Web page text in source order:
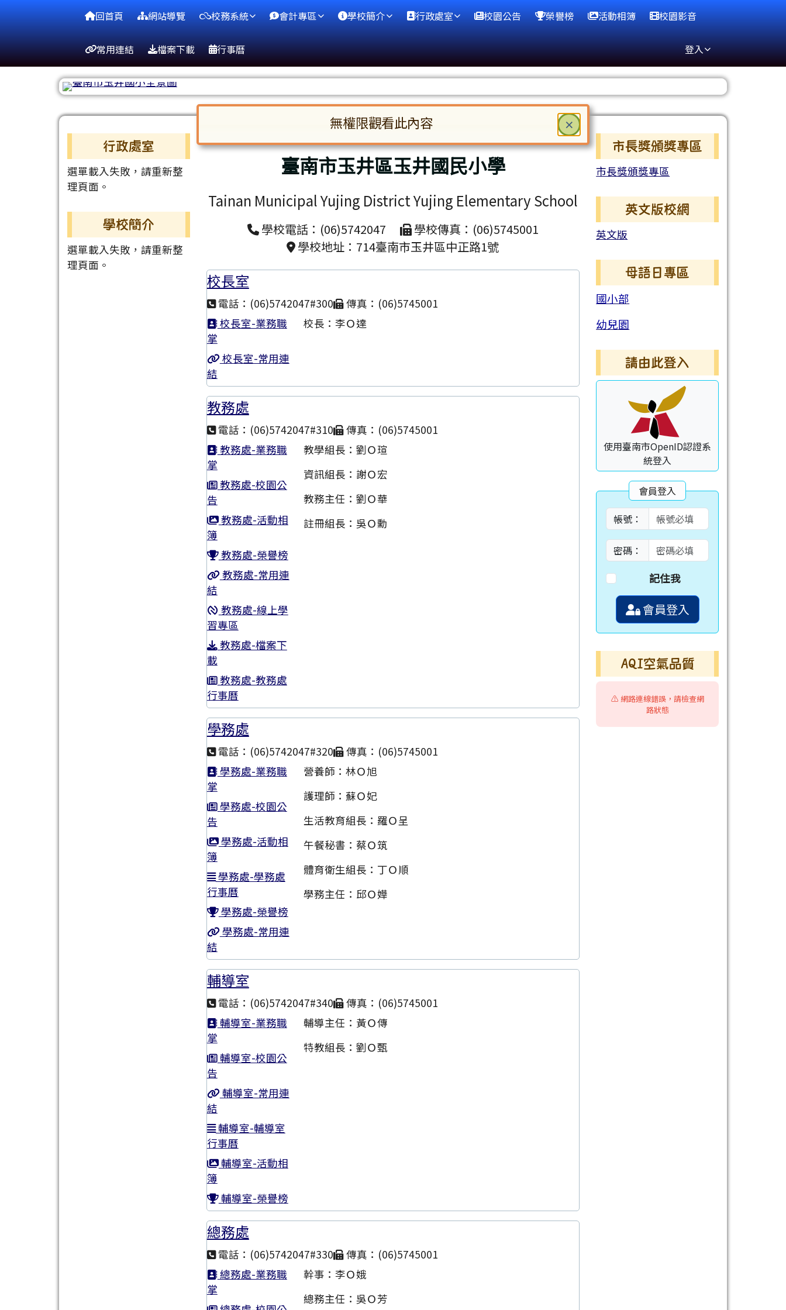
跳至主內容區
台南市玉井國小
導覽列 回首頁 網站導覽 校務系統 會計專區 學校簡介 行政處室 校園公告 榮譽榜 活動相簿 校園影音
常用連結 檔案下載 行事曆 登入
左邊區域內容
行政處室
選單載入失敗，請重新整
理頁面。
學校簡介
選單載入失敗，請重新整
理頁面。
臺南市玉井區玉井國民小學
Tainan Municipal Yujing District Yujing Elementary School
學校電話：(06)5742047
學校傳真：(06)5745001
學校地址：714臺南市玉井區中正路1號
校長室
電話：(06)5742047#300
傳真：(06)5745001
校長室-業務職
掌
校長室-常用連
結
校長：李Ｏ達
教務處
電話：(06)5742047#310
傳真：(06)5745001
教務處-業務職
掌
教務處-校園公
告
教務處-活動相
簿
教務處-榮譽榜
教務處-常用連
結
教務處-線上學
習專區
教務處-檔案下
載
教務處-教務處
行事曆
教學組長：劉Ｏ瑄
資訊組長：謝Ｏ宏
教務主任：劉Ｏ華
註冊組長：吳Ｏ勳
學務處
電話：(06)5742047#320
傳真：(06)5745001
學務處-業務職
掌
學務處-校園公
告
學務處-活動相
簿
學務處-學務處
行事曆
學務處-榮譽榜
學務處-常用連
結
營養師：林Ｏ旭
護理師：蘇Ｏ妃
生活教育組長：羅Ｏ呈
午餐秘書：蔡Ｏ筑
體育衛生組長：丁Ｏ順
學務主任：邱Ｏ嬅
輔導室
電話：(06)5742047#340
傳真：(06)5745001
輔導室-業務職
掌
輔導室-校園公
告
輔導室-常用連
結
輔導室-輔導室
行事曆
輔導室-活動相
簿
輔導室-榮譽榜
輔導主任：黃Ｏ傳
特教組長：劉Ｏ甄
總務處
電話：(06)5742047#330
傳真：(06)5745001
總務處-業務職
掌
幹事：李Ｏ娥
總務主任：吳Ｏ芳
右邊區域內容
市長獎頒獎專區
市長獎頒獎專區
英文版校網
英文版
母語日專區
國小部
幼兒園
請由此登入
使用臺南市OpenID認證系
統登入
會員登入
帳號：
密碼：
記住我
會員登入
AQI空氣品質
⚠️ 網路連線錯誤，請檢查網
路狀態
頁尾區域 × 關閉
無權限觀看此內容
對話框已開啟。請使用 Tab 鍵在選項間移動焦點。按下 Enter 鍵或空白鍵確認，按下 Escape 鍵關閉